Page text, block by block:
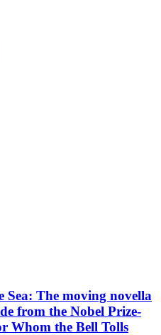
The moving novella
from the Nobel Prize-
Whom the Bell Tolls